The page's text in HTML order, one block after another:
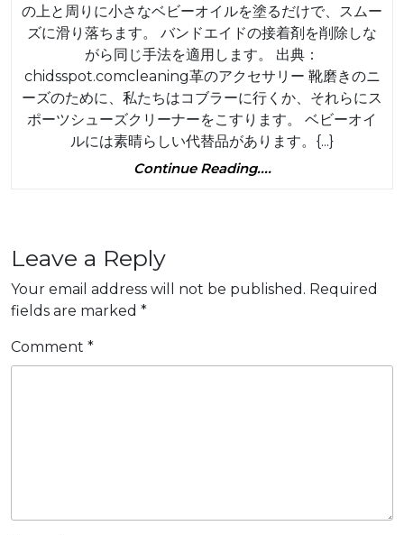
の上と周りに小さなベビーオイルを塗るだけで、スムー
ズに滑り落ちます。 バンドエイドの接着剤を削除しな
がら同じ手法を適用します。 出典：
chidsspot.comcleaning革のアクセサリー 靴磨きのニ
ーズのために、私たちはコブラーに行くか、それらにス
ポーツシューズクリーナーをこすります。 ベビーオイ
ルには素晴らしい代替品があります。{...}
Continue Reading....Continue
Leave a Reply
Your email address will not be published. Required
fields are marked *
Comment *